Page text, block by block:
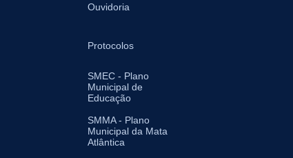
Ouvidoria
Protocolos
SMEC - Plano
Municipal de
Educação
SMMA - Plano
Municipal da Mata
Atlântica